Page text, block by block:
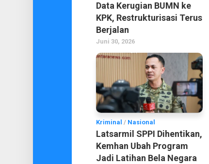
Data Kerugian BUMN ke
KPK, Restrukturisasi Terus
Berjalan
Juni 30, 2026
Kriminal / Nasional
Latsarmil SPPI Dihentikan,
Kemhan Ubah Program
Jadi Latihan Bela Negara